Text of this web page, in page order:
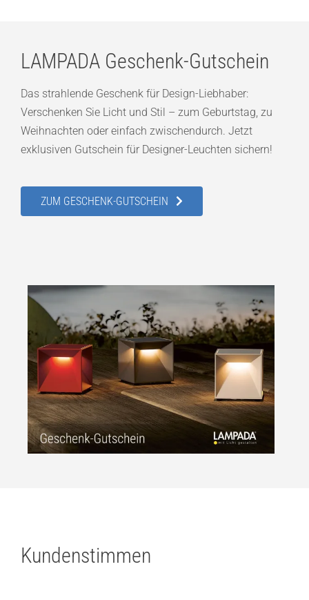
LAMPADA Geschenk-Gutschein
Das strahlende Geschenk für Design-Liebhaber:
Verschenken Sie Licht und Stil – zum Geburtstag, zu
Weihnachten oder einfach zwischendurch. Jetzt
exklusiven Gutschein für Designer-Leuchten sichern!
ZUM GESCHENK-GUTSCHEIN
Kundenstimmen